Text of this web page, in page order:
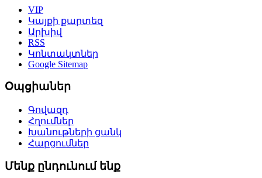
VIP
Կայքի քարտեզ
Արխիվ
RSS
Կոնտակտներ
Google Sitemap
Օպցիաներ
Գովազդ
Հղումներ
Խանութների ցանկ
Հարցումներ
Մենք ընդունում ենք